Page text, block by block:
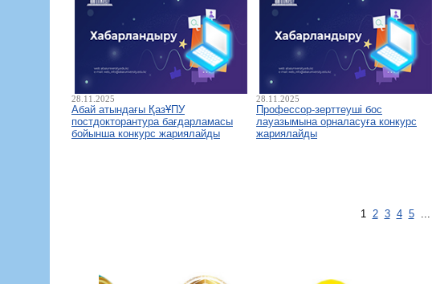
28.11.2025
Абай атындағы ҚазҰПУ
постдокторантура бағдарламасы
бойынша конкурс жариялайды
28.11.2025
Профессор-зерттеуші бос
лауазымына орналасуға конкурс
жариялайды
1 2 3 4 5...